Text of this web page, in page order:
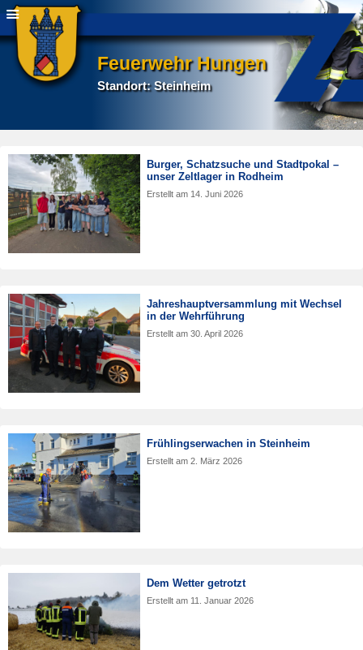
Feuerwehr Hungen
Standort: Steinheim
Burger, Schatzsuche und Stadtpokal –
unser Zeltlager in Rodheim
Erstellt am 14. Juni 2026
Jahreshauptversammlung mit Wechsel
in der Wehrführung
Erstellt am30. April 2026
Frühlingserwachen in Steinheim
Erstellt am2. März 2026
Dem Wetter getrotzt
Erstellt am 11. Januar 2026